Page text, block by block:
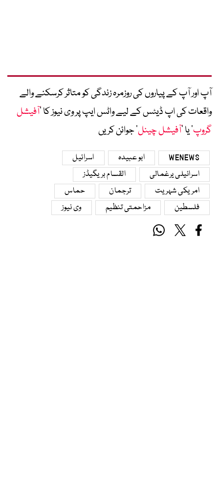
آپ اور آپ کے پیاروں کی روزمرہ زندگی کو متاثر کرسکنے والے
واقعات کی اپ ڈیٹس کے لیے واٹس ایپ پر وی نیوز کا ’آفیشل
گروپ‘ یا ’آفیشل چینل‘ جوائن کریں
WENEWS ابو عبیدہ
اسرائیل
اسرائیلی یرغمالی
القسام بریگیڈز
امریکی شہریت
ترجمان
حماس
فلسطین
مزاحمتی تنظیم وی نیوز